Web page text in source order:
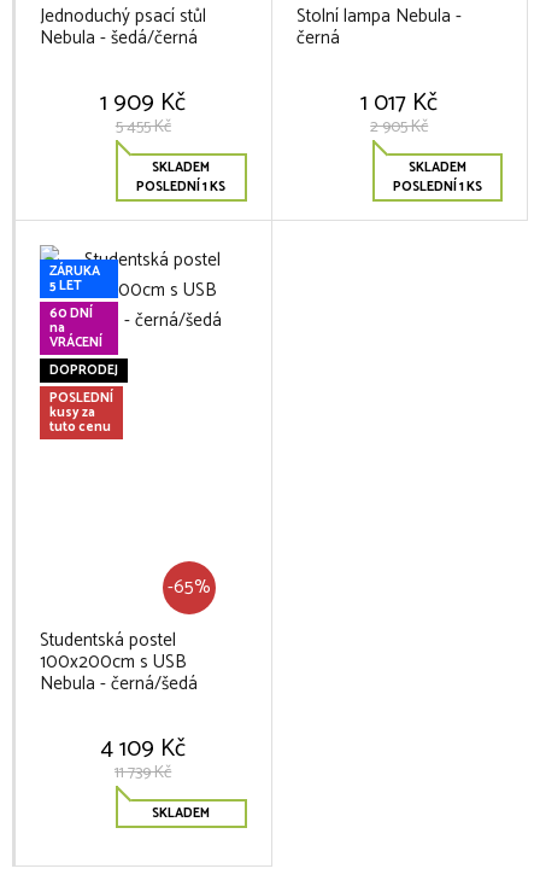
Jednoduchý psací stůl
Nebula - šedá/černá
1 909 Kč
5 455 Kč
SKLADEM
POSLEDNÍ 1 KS
Stolní lampa Nebula -
černá
1 017 Kč
2 905 Kč
SKLADEM
POSLEDNÍ 1 KS
ZÁRUKA
5 LET
60 DNÍ
na
VRÁCENÍ
DOPRODEJ
POSLEDNÍ
kusy za
tuto cenu
-65%
Studentská postel
100x200cm s USB
Nebula - černá/šedá
4 109 Kč
11 739 Kč
SKLADEM